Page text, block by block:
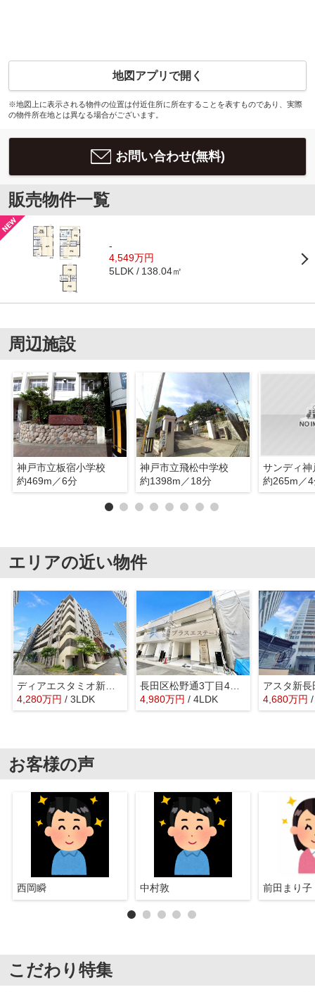
地図アプリで開く
※地図上に表示される物件の位置は付近住所に所在することを表すものであり、実際
の物件所在地とは異なる場合がございます。
お問い合わせ(無料)
販売物件一覧
-
4,549万円
5LDK 138.04㎡
周辺施設
神戸市立板宿小学校
約469m／6分
神戸市立飛松中学校
約1398m／18分
サンディ神
約265m／
エリアの近い物件
ディアエスタミオ新長田
4,280万円 / 3LDK
長田区松野通3丁目4号地 新築戸建
4,980万円 / 4LDK 4,680万円
お客様の声
西岡瞬 中村敦 前田まり子
こだわり特集